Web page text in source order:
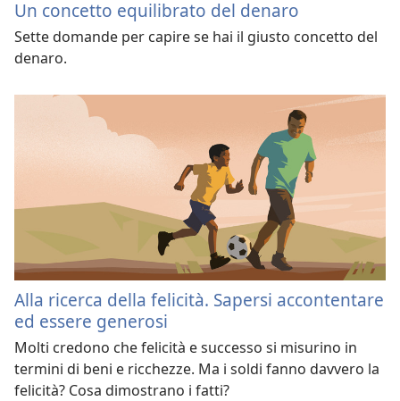
Un concetto equilibrato del denaro
Sette domande per capire se hai il giusto concetto del
denaro.
Alla ricerca della felicità. Sapersi accontentare
ed essere generosi
Molti credono che felicità e successo si misurino in
termini di beni e ricchezze. Ma i soldi fanno davvero la
felicità? Cosa dimostrano i fatti?